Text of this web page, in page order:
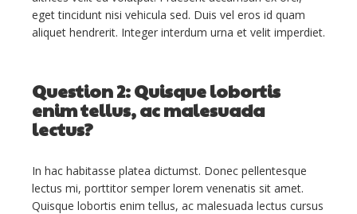
eget tincidunt nisi vehicula sed. Duis vel eros id quam
aliquet hendrerit. Integer interdum urna et velit imperdiet.
Question 2: Quisque lobortis
enim tellus, ac malesuada
lectus?
In hac habitasse platea dictumst. Donec pellentesque
lectus mi, porttitor semper lorem venenatis sit amet.
Quisque lobortis enim tellus, ac malesuada lectus cursus